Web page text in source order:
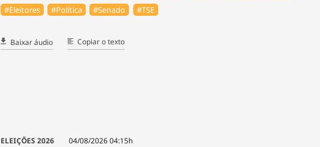
#Eleitores
#Política #Senado #TSE
Baixar áudio Copiar o texto
ELEIÇÕES 2026 04/08/2026 04:15h